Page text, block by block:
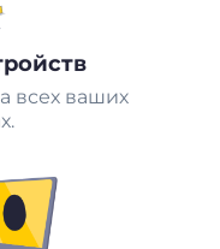
всех ваших